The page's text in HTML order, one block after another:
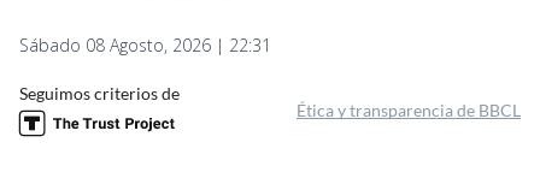
Sábado 08 Agosto, 2026 | 22:31
Seguimos criterios de
Ética y transparencia de BBCL